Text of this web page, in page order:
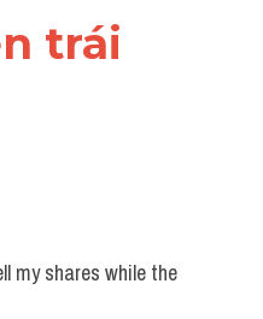
trái
my shares while the